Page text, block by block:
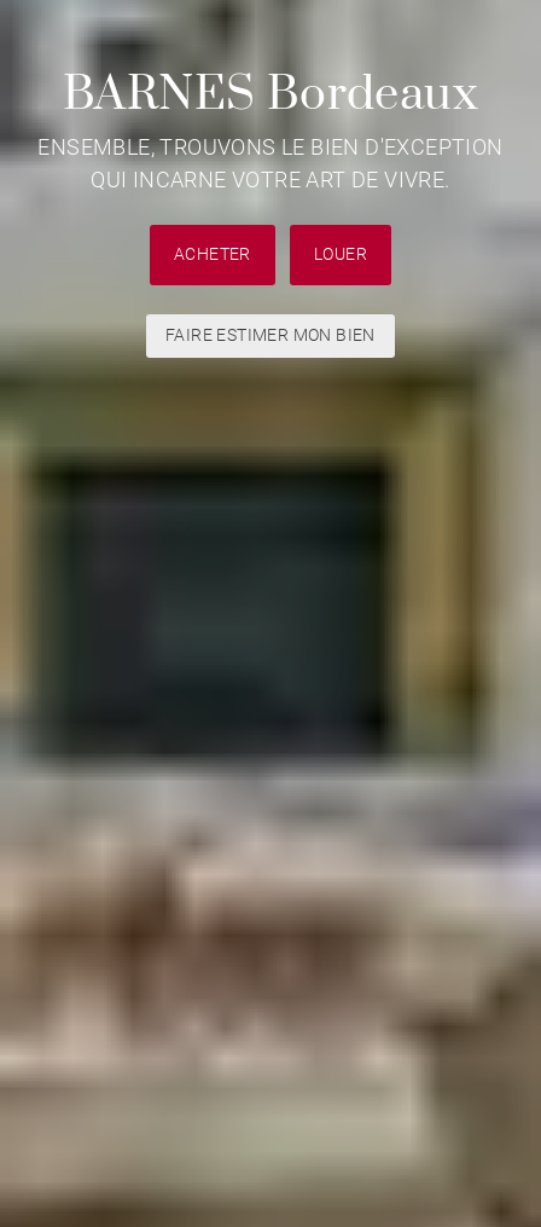
BARNES Bordeaux
ENSEMBLE, TROUVONS LE BIEN D'EXCEPTION
QUI INCARNE VOTRE ART DE VIVRE.
ACHETER LOUER
FAIRE ESTIMER MON BIEN